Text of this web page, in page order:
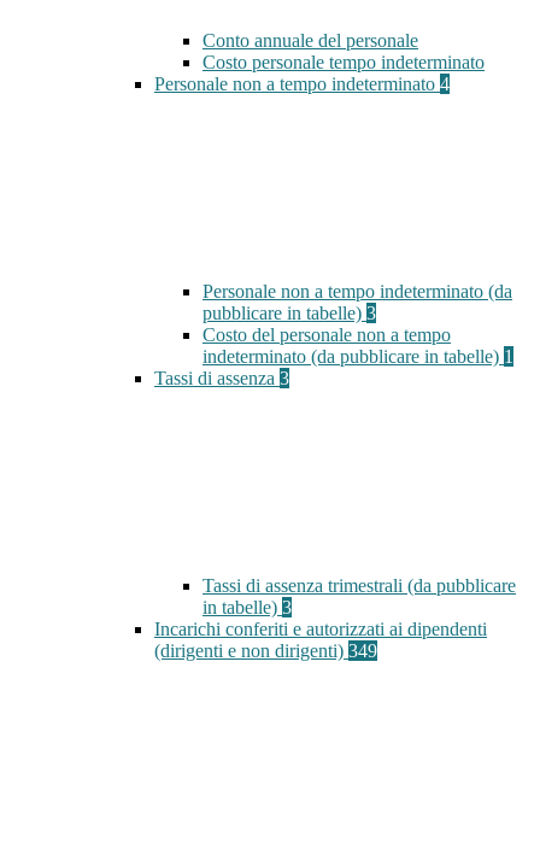
Conto annuale del personale
Costo personale tempo indeterminato
Personale non a tempo indeterminato 4
Personale non a tempo indeterminato (da
pubblicare in tabelle) 3
Costo del personale non a tempo
indeterminato (da pubblicare in tabelle) 1
Tassi di assenza 3
Tassi di assenza trimestrali (da pubblicare
in tabelle) 3
Incarichi conferiti e autorizzati ai dipendenti
(dirigenti e non dirigenti) 349